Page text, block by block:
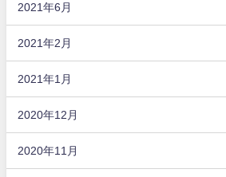
2021年6月
2021年2月
2021年1月
2020年12月
2020年11月